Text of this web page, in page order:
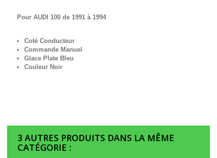
Pour AUDI 100 de 1991 à 1994
Coté Conducteur
Commande Manuel
Glace Plate Bleu
Couleur Noir
3 AUTRES PRODUITS DANS LA MÊME
CATÉGORIE :